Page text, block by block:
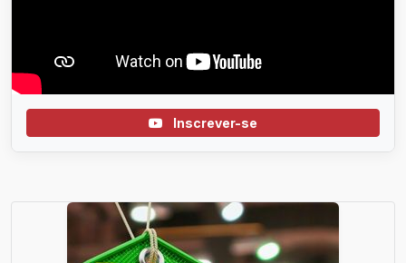
Inscrever-se